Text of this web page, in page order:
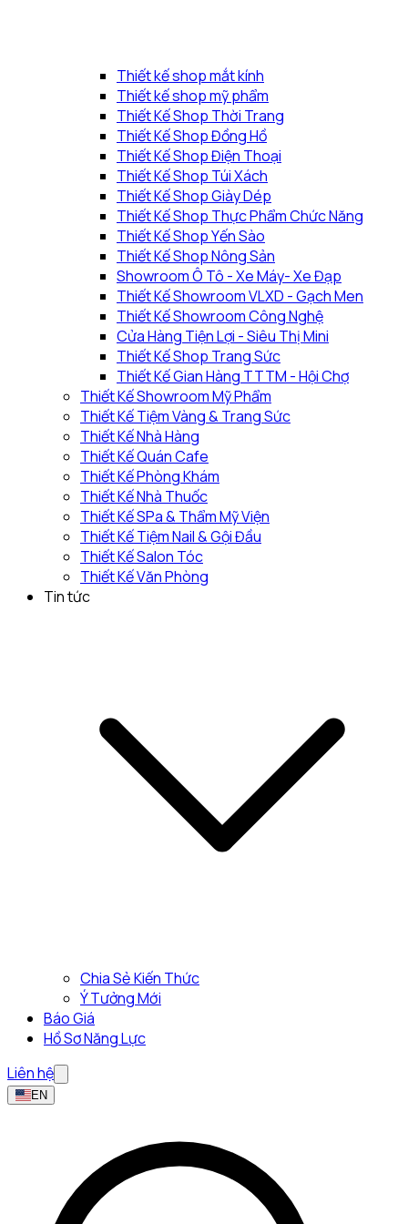
Thiết kế shop mắt kính
Thiết kế shop mỹ phẩm
Thiết Kế Shop Thời Trang
Thiết Kế Shop Đồng Hồ
Thiết Kế Shop Điện Thoại
Thiết Kế Shop Túi Xách
Thiết Kế Shop Giày Dép
Thiết Kế Shop Thực Phẩm Chức Năng
Thiết Kế Shop Yến Sào
Thiết Kế Shop Nông Sản
Showroom Ô Tô - Xe Máy- Xe Đạp
Thiết Kế Showroom VLXD - Gạch Men
Thiết Kế Showroom Công Nghệ
Cửa Hàng Tiện Lợi - Siêu Thị Mini
Thiết Kế Shop Trang Sức
Thiết Kế Gian Hàng TTTM - Hội Chợ
Thiết Kế Showroom Mỹ Phẩm
Thiết Kế Tiệm Vàng & Trang Sức
Thiết Kế Nhà Hàng
Thiết Kế Quán Cafe
Thiết Kế Phòng Khám
Thiết Kế Nhà Thuốc
Thiết Kế SPa & Thẩm Mỹ Viện
Thiết Kế Tiệm Nail & Gội Đầu
Thiết Kế Salon Tóc
Thiết Kế Văn Phòng
Tin tức
Chia Sẻ Kiến Thức
Ý Tưởng Mới
Báo Giá
Hồ Sơ Năng Lực
Liên hệ
EN